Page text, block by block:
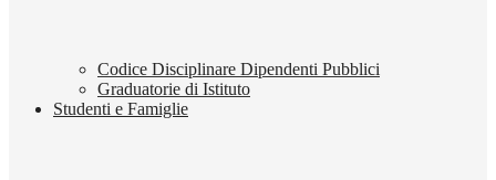
Codice Disciplinare Dipendenti Pubblici
Graduatorie di Istituto
Studenti e Famiglie